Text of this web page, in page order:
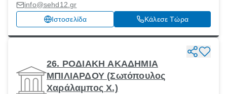
info@sehd12.gr
Ιστοσελίδα
Κάλεσε Τώρα
26. ΡΟΔΙΑΚΗ ΑΚΑΔΗΜΙΑ
ΜΠΙΛΙΑΡΔΟΥ (Σωτόπουλος
Χαράλαμπος Χ.)